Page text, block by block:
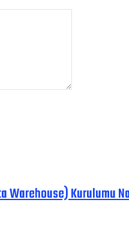
Warehouse) Kurulumu